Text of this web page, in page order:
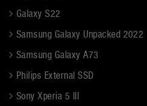
Galaxy S22
Samsung Galaxy Unpacked 2022
Samsung Galaxy A73
Philips External SSD
Sony Xperia 5 III